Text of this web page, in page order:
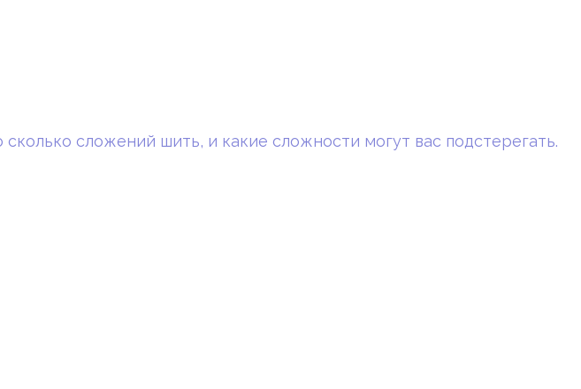
сколько сложений шить, и какие сложности могут вас подстерегать.